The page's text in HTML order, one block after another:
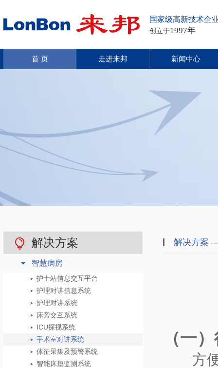
国家级高新技术企
创立于1997年
首 页 走进来邦 新闻中心
解决方案
智慧病房
护士站信息交互平台
护理对讲信息系统
护理对讲系统
床旁交互系统
ICU探视系统
手术室对讲系统
体征采集及预警系统
智能床垫监测系统
解决方案 —
（一
方便